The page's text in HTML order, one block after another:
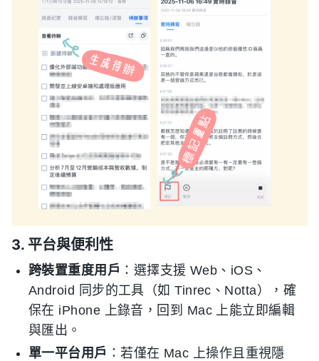
3. 平台與便利性
跨裝置重度用戶 ：選擇支援 Web、iOS、
Android 同步的工具（如 Tinrec、Notta），確
保在 iPhone 上錄音，回到 Mac 上能立即編輯
與匯出。
單一平台用戶 ：若僅在 Mac 上操作且重視隱